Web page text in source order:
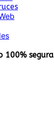
100% segura